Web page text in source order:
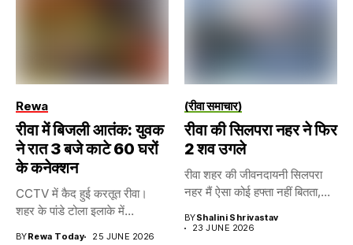
Rewa
रीवा में बिजली आतंक: युवक
ने रात 3 बजे काटे 60 घरों
के कनेक्शन
CCTV में कैद हुई करतूत रीवा।
शहर के पांडे टोला इलाके में...
BYRewa Today 25 JUNE 2026
(रीवा समाचार)
रीवा की सिलपरा नहर ने फिर
2 शव उगले
रीवा शहर की जीवनदायनी सिलपरा
नहर मैं ऐसा कोई हफ्ता नहीं बितता,...
BYShalini Shrivastav
23 JUNE 2026